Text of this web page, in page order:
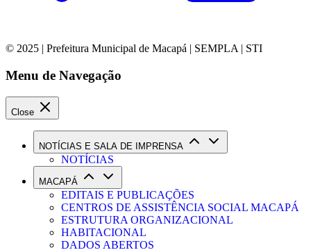
© 2025 | Prefeitura Municipal de Macapá | SEMPLA | STI
Menu de Navegação
Close
NOTÍCIAS E SALA DE IMPRENSA
NOTÍCIAS
MACAPÁ
EDITAIS E PUBLICAÇÕES
CENTROS DE ASSISTÊNCIA SOCIAL MACAPÁ
ESTRUTURA ORGANIZACIONAL
HABITACIONAL
DADOS ABERTOS